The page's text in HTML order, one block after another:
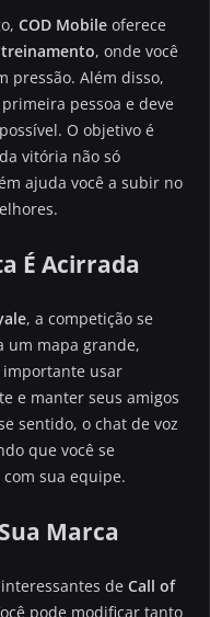
COD Mobile oferece
, onde você
pressão. Além disso,
pessoa e deve
O objetivo é
vitória não só
ajuda você a subir no
É Acirrada
, a competição se
um mapa grande,
importante usar
e manter seus amigos
sentido, o chat de voz
que você se
sua equipe.
Marca
de Call of
pode modificar tanto